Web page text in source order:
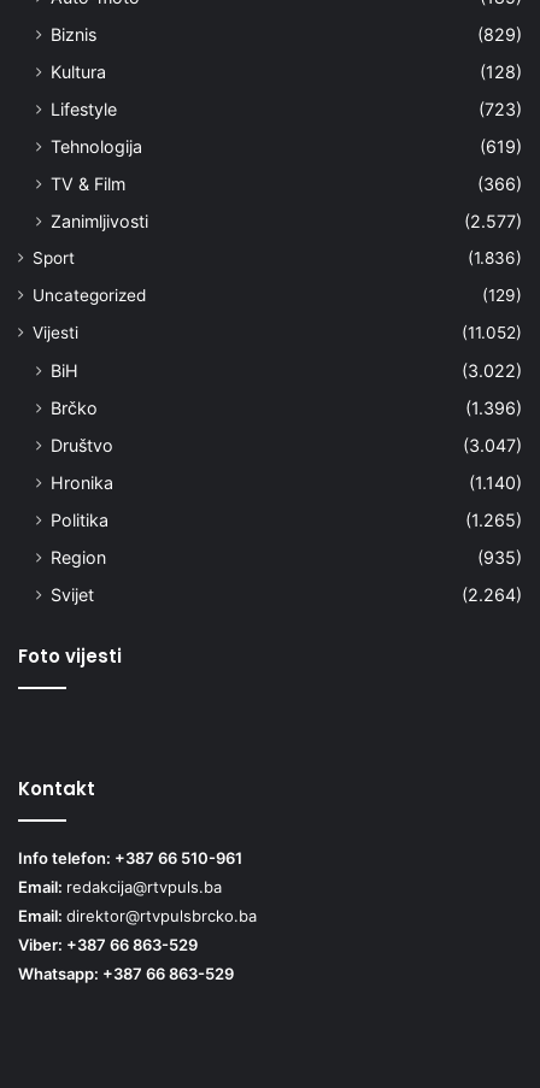
Biznis
(829)
Kultura
(128)
Lifestyle
(723)
Tehnologija
(619)
TV & Film
(366)
Zanimljivosti
(2.577)
Sport
(1.836)
Uncategorized
(129)
Vijesti
(11.052)
BiH
(3.022)
Brčko
(1.396)
Društvo
(3.047)
Hronika
(1.140)
Politika
(1.265)
Region
(935)
Svijet
(2.264)
Foto vijesti
Kontakt
Info telefon: +387 66 510-961
Email: redakcija@rtvpuls.ba
Email: direktor@rtvpulsbrcko.ba
Viber: +387 66 863-529
Whatsapp: +387 66 863-529